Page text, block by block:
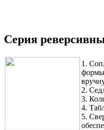
Серия
1.
2.
3.
4.
5.